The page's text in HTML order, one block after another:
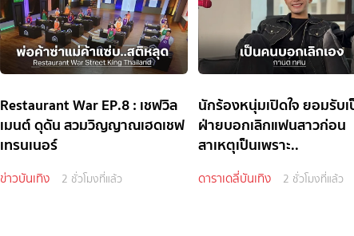
Restaurant War EP.8 : เชฟวิล
เมนต์ ดุดัน สวมวิญญาณเฮดเชฟ
เทรนเนอร์
ข่าวบันเทิง 2 ชั่วโมงที่แล้ว
นักร้องหนุ่มเปิดใจ ยอมรับ
ฝ่ายบอกเลิกแฟนสาวก่อน
สาเหตุเป็นเพราะ..
ดาราเดลี่บันเทิง 2 ชั่วโมงที่แล้ว